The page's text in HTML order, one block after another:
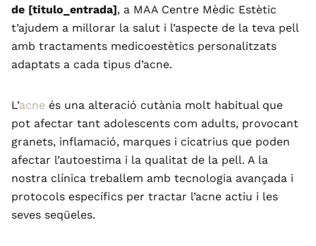
de [titulo_entrada], a MAA Centre Mèdic Estètic
t’ajudem a millorar la salut i l’aspecte de la teva pell
amb tractaments medicoestètics personalitzats
adaptats a cada tipus d’acne.
L’acne és una alteració cutània molt habitual que
pot afectar tant adolescents com adults, provocant
granets, inflamació, marques i cicatrius que poden
afectar l’autoestima i la qualitat de la pell. A la
nostra clínica treballem amb tecnologia avançada i
protocols específics per tractar l’acne actiu i les
seves seqüeles.